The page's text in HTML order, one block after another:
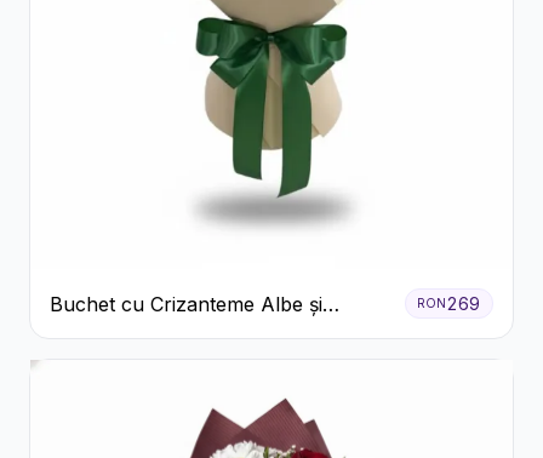
Buchet cu Crizanteme Albe și
Galbene
RON 269